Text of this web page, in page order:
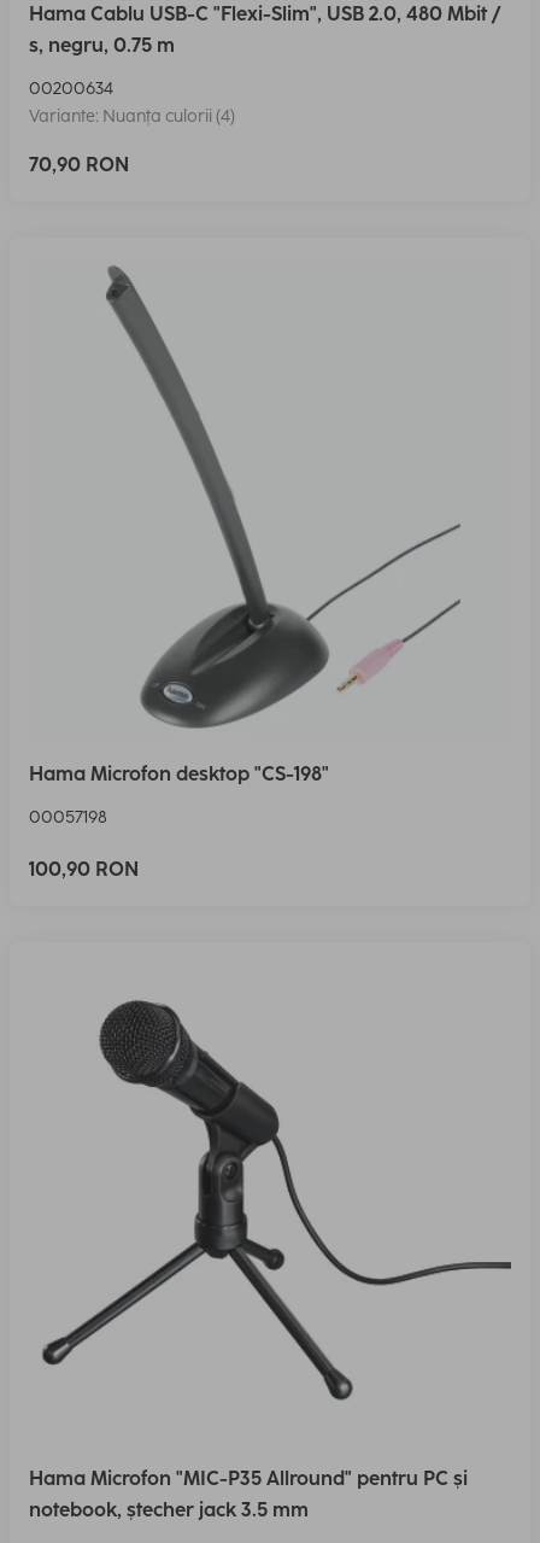
Hama Cablu USB-C "Flexi-Slim", USB 2.0, 480 Mbit /
s, negru, 0.75 m
00200634
Variante: Nuanța culorii (4)
70,90 RON
Hama Microfon desktop "CS-198"
00057198
100,90 RON
Hama Microfon "MIC-P35 Allround" pentru PC și
notebook, ștecher jack 3.5 mm